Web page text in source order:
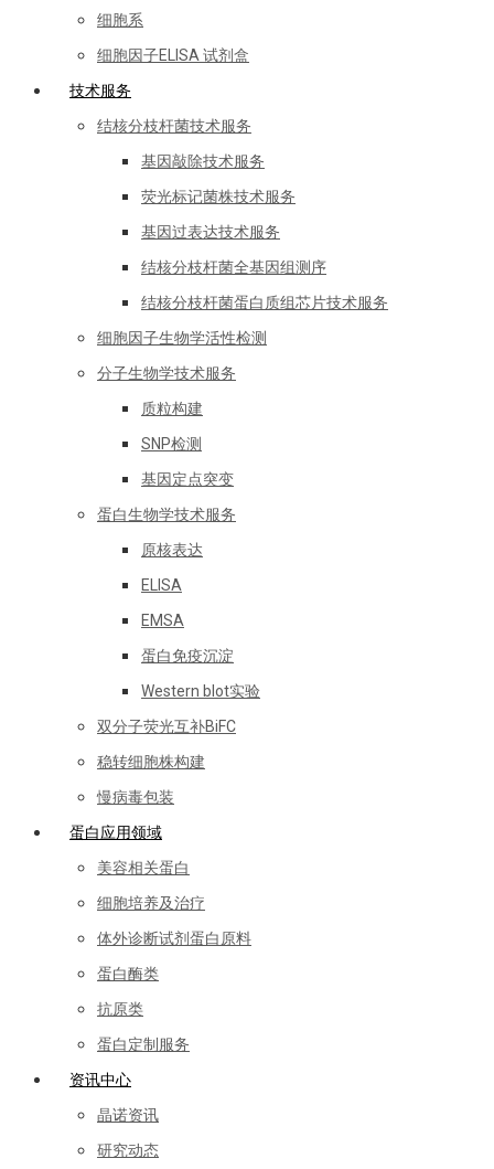
细胞系
细胞因子ELISA 试剂盒
技术服务
结核分枝杆菌技术服务
基因敲除技术服务
荧光标记菌株技术服务
基因过表达技术服务
结核分枝杆菌全基因组测序
结核分枝杆菌蛋白质组芯片技术服务
细胞因子生物学活性检测
分子生物学技术服务
质粒构建
SNP检测
基因定点突变
蛋白生物学技术服务
原核表达
ELISA
EMSA
蛋白免疫沉淀
Western blot实验
双分子荧光互补BiFC
稳转细胞株构建
慢病毒包装
蛋白应用领域
美容相关蛋白
细胞培养及治疗
体外诊断试剂蛋白原料
蛋白酶类
抗原类
蛋白定制服务
资讯中心
晶诺资讯
研究动态